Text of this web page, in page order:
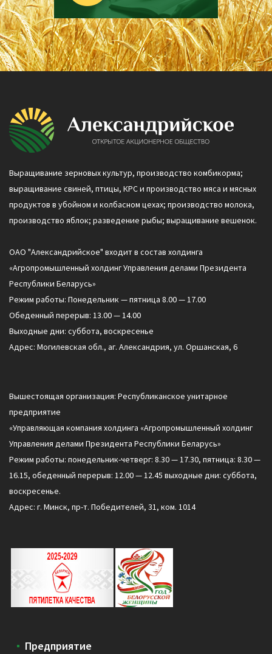
Выращивание зерновых культур, производство комбикорма;
выращивание свиней, птицы, КРС и производство мяса и мясных
продуктов в убойном и колбасном цехах; производство молока,
производство яблок; разведение рыбы; выращивание вешенок.
ОАО "Александрийское" входит в состав холдинга
«Агропромышленный холдинг Управления делами Президента
Республики Беларусь»
Режим работы: Понедельник — пятница 8.00 — 17.00
Обеденный перерыв: 13.00 — 14.00
Выходные дни: суббота, воскресенье
Адрес: Могилевская обл., аг. Александрия, ул. Оршанская, 6
Вышестоящая организация: Республиканское унитарное
предприятие
«Управляющая компания холдинга «Агропромышленный холдинг
Управления делами Президента Республики Беларусь»
Режим работы: понедельник-четверг: 8.30 — 17.30, пятница: 8.30 —
16.15, обеденный перерыв: 12.00 — 12.45 выходные дни: суббота,
воскресенье.
Адрес: г. Минск, пр-т. Победителей, 31, ком. 1014
Предприятие